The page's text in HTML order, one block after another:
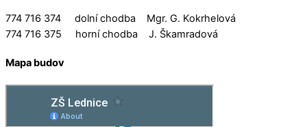
774 716 374 dolní chodba Mgr. G. Kokrhelová
774 716 375 horní chodba J. Škamradová
Mapa budov